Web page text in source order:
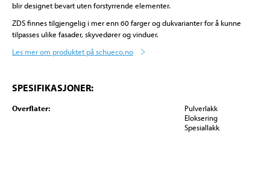
blir designet bevart uten forstyrrende elementer.
ZDS finnes tilgjengelig i mer enn 60 farger og dukvarianter for å kunne
tilpasses ulike fasader, skyvedører og vinduer.
Les mer om produktet på schueco.no
SPESIFIKASJONER:
Overflater:
Pulverlakk
Eloksering
Spesiallakk